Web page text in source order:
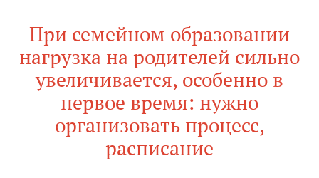
При семейном образовании
нагрузка на родителей сильно
увеличивается, особенно в
первое время: нужно
организовать процесс,
расписание